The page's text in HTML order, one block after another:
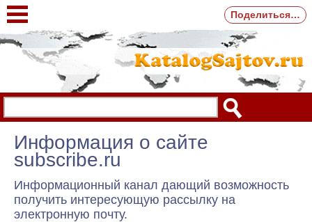
Информация о сайте
subscribe.ru
Информационный канал дающий возможность
получить интересующую рассылку на
электронную почту.
Поделиться…